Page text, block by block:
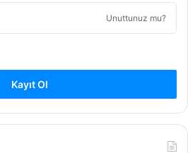
Unuttunuz mu?
Kayıt Ol